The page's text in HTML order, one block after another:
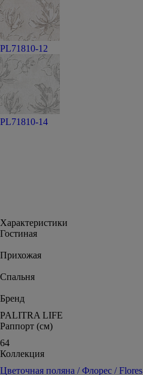
PL71810-12
PL71810-14
Характеристики
Гостиная
Прихожая
Спальня
Бренд
PALITRA LIFE
Раппорт (см)
64
Коллекция
Цветочная поляна / Флорес / Flores